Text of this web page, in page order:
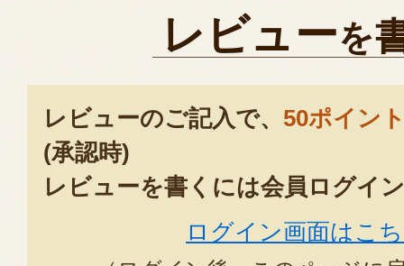
レビューを
レビューのご記入で、 50ポイン
(承認時)
レビューを書くには会員ログイ
ログイン画面はこ